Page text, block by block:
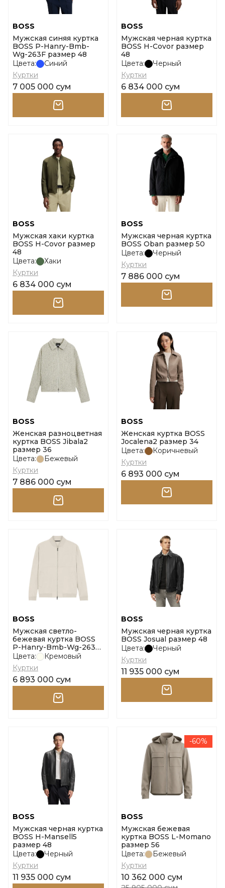
BOSS
Мужская синяя куртка
BOSS P-Hanry-Bmb-
Wg-263F размер 48
Цвета:
Синий
Куртки
7 005 000 сум
BOSS
Мужская черная куртка
BOSS H-Covor размер
48
Цвета:
Черный
Куртки
6 834 000 сум
BOSS
Мужская хаки куртка
BOSS H-Covor размер
48
Цвета:
Хаки
Куртки
6 834 000 сум
BOSS
Мужская черная куртка
BOSS Oban размер 50
Цвета:
Черный
Куртки
7 886 000 сум
BOSS
Женская разноцветная
куртка BOSS Jibala2
размер 36
Цвета:
Бежевый
Куртки
7 886 000 сум
BOSS
Женская куртка BOSS
Jocalena2 размер 34
Цвета:
Коричневый
Куртки
6 893 000 сум
BOSS
Мужская светло-
бежевая куртка BOSS
P-Hanry-Bmb-Wg-263F
размер 48
Цвета:
Кремовый
Куртки
6 893 000 сум
BOSS
Мужская черная куртка
BOSS Josual размер 48
Цвета:
Черный
Куртки
11 935 000 сум
BOSS
Мужская черная куртка
BOSS H-Mansell5
размер 48
Цвета:
Черный
Куртки
11 935 000 сум
-60%
BOSS
Мужская бежевая
куртка BOSS L-Momano
размер 56
Цвета:
Бежевый
Куртки
10 362 000 сум